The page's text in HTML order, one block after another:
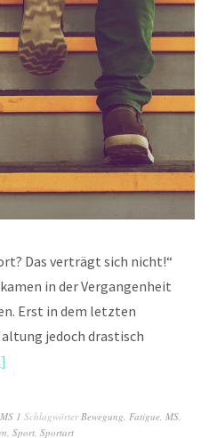
Das verträgt sich nicht!“
in der Vergangenheit
Erst in dem letzten
jedoch drastisch
1 SchlagwörterBewegung, Fatigue, MS,
, Sport, Sportart